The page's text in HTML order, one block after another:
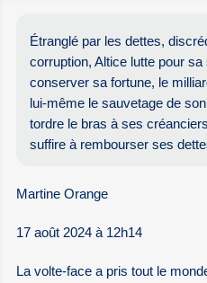
Étranglé par les dettes,
corruption, Altice lutte pour
conserver sa fortune, le
lui-même le sauvetage de
tordre le bras à ses
suffire à rembourser ses
Martine Orange
17 août 2024 à 12h14
La volte-face a pris tout le